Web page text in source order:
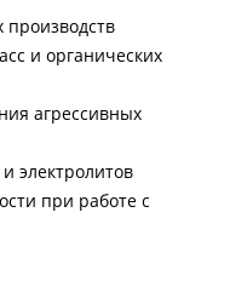
производств
и органических
агрессивных
электролитов
при работе с